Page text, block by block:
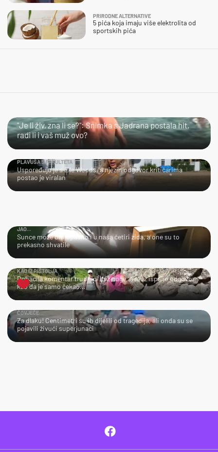
PRIRODNE ALTERNATIVE
5 pića koja imaju više elektrolita od
sportskih pića
"Je li živ, zna li se?": Snimka s Jadrana postala hit,
radi li i vaš muž ovo?
PLAVUŠA S FAKULTETA
Uspoređuju je s Elle Woods, a njezin odgovor kritičarima
postao je viralan
JAO...
Sunce može biti opasno i u naša četiri zida, a one su to
prekasno shvatile
KAO IZ PIŠTOLJA
Dobacila komentar trudnici bez noge, a muž ispalio odgovor
kao da je samo čekao…
ČOVJEČE…
Za dlaku! Centimetri su ih dijelili od tragedija, ali onda su se
pojavili živući superjunaci